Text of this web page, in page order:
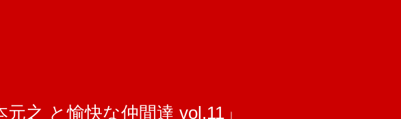
之 と愉快な仲間達 vol.11」